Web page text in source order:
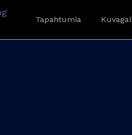
Tapahtumia